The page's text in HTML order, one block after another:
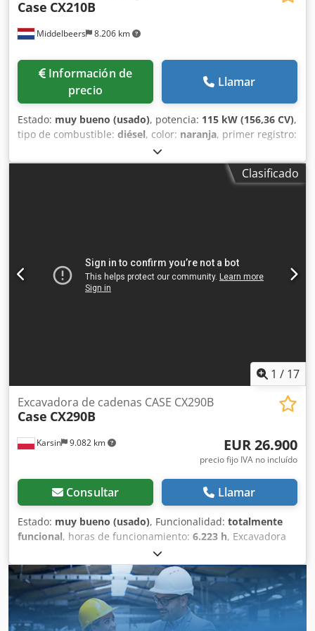
Middelbeers 8.206 km
Case CX210B
Información de
precio
Llamar
Estado: muy bueno (usado), potencia: 115 kW (156,36 CV),
tipo de combustible: diésel, color: naranja, primer registro:
, Año de fabricación:2012
funcionamiento:15.109 h, Información general Año del
modelo: 2012 Número de serie: DCH210R5NCEAH2500
primer propietario, historial de mantenimiento completo,
¡listo para trabajar de inmediato! - 80 % sistema de
cadenas - Incluye 3 cucharas: 1300 mm, 450 mm y 2000
Clasificado
1 / 17
Karsin 9.082 km
Excavadora de cadenas CASE CX290B
Case CX290B
EUR 26.900
precio fijo IVA no incluído
Consultar Llamar
Estado: muy bueno (usado), Funcionalidad: totalmente
funcional, horas de funcionamiento: 6.223 h, Excavadora
de cadenas CASE CX290B – Hidráulica Kawasaki, Motor
Isuzu Datos técnicos: - Motor: Isuzu AH-6HK1X (6 cilindros,
turboalimentado, Common Rail). - Potencia del motor:
aprox. 154 kW (209 CV) a 1.800 rpm. - Peso operativo:
aprox. 29.100 kg - 30.000 kg (dependiendo del
equipamiento). - Sistema hidráulico: Bombas de pistones